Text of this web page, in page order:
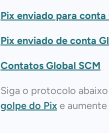
Pix enviado para conta
Pix enviado de conta
Contatos Global SCM
Siga o protocolo
golpe do Pix e